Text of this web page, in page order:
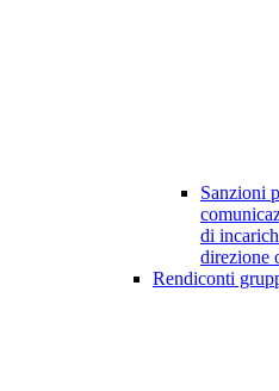
Sanzioni
di
direzione
Rendiconti